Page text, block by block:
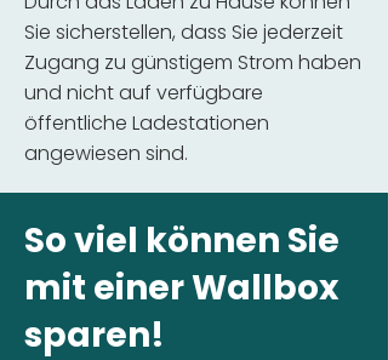
Sie sicherstellen, dass Sie jederzeit
Zugang zu günstigem Strom haben
und nicht auf verfügbare
öffentliche Ladestationen
angewiesen sind.
So viel können Sie
mit einer Wallbox
sparen!